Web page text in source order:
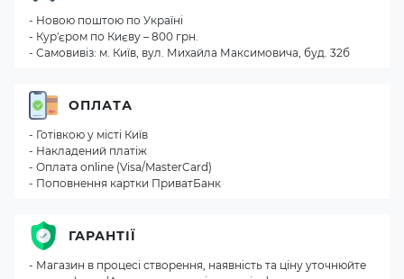
- Новою поштою по Україні
- Кур'єром по Києву – 800 грн.
- Самовивіз: м. Київ, вул. Михайла Максимовича, буд. 32б
ОПЛАТА
- Готівкою у місті Київ
- Накладений платіж
- Оплата online (Visa/MasterCard)
- Поповнення картки ПриватБанк
ГАРАНТІЇ
- Магазин в процесі створення, наявність та ціну уточнюйте